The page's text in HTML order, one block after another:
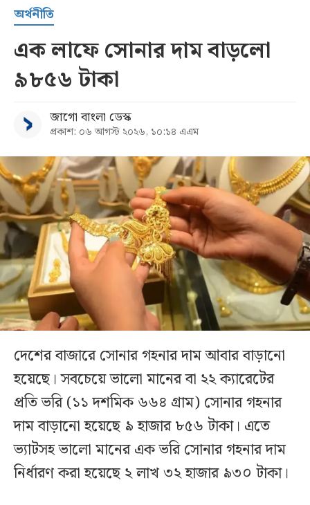
অর্থনীতি
এক লাফে সোনার দাম বাড়লো
৯৮৫৬ টাকা
জাগো বাংলা ডেস্ক
প্রকাশ: ০৬ আগস্ট ২০২৬, ১০:১৪ এএম
দেশের বাজারে সোনার গহনার দাম আবার বাড়ানো
হয়েছে। সবচেয়ে ভালো মানের বা ২২ ক্যারেটের
প্রতি ভরি (১১ দশমিক ৬৬৪ গ্রাম) সোনার গহনার
দাম বাড়ানো হয়েছে ৯ হাজার ৮৫৬ টাকা। এতে
ভ্যাটসহ ভালো মানের এক ভরি সোনার গহনার দাম
নির্ধারণ করা হয়েছে ২ লাখ ৩২ হাজার ৯৩০ টাকা।